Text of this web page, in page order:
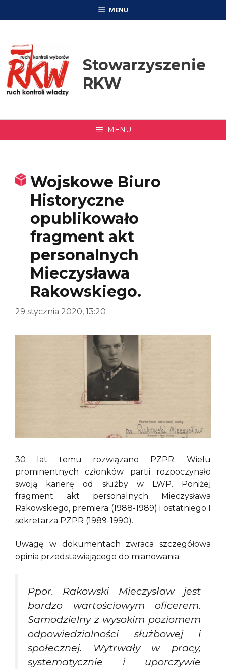
MENU
Stowarzyszenie
RKW
MENU
Wojskowe Biuro
Historyczne
opublikowało
fragment akt
personalnych
Mieczysława
Rakowskiego.
29 stycznia 2020, 13:20
30 lat temu rozwiązano PZPR. Wielu
prominentnych członków partii rozpoczynało
swoją karierę od służby w LWP. Poniżej
fragment akt personalnych Mieczysława
Rakowskiego, premiera (1988-1989) i ostatniego I
sekretarza PZPR (1989-1990).
Uwagę w dokumentach zwraca szczegółowa
opinia przedstawiającego do mianowania:
Ppor. Rakowski Mieczysław jest
bardzo wartościowym oficerem.
Samodzielny z wysokim poziomem
odpowiedzialności służbowej i
społecznej. Wytrwały w pracy,
systematycznie i uporczywie